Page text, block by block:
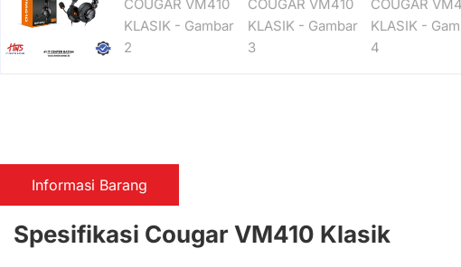
Informasi Barang
Spesifikasi Cougar VM410 Klasik